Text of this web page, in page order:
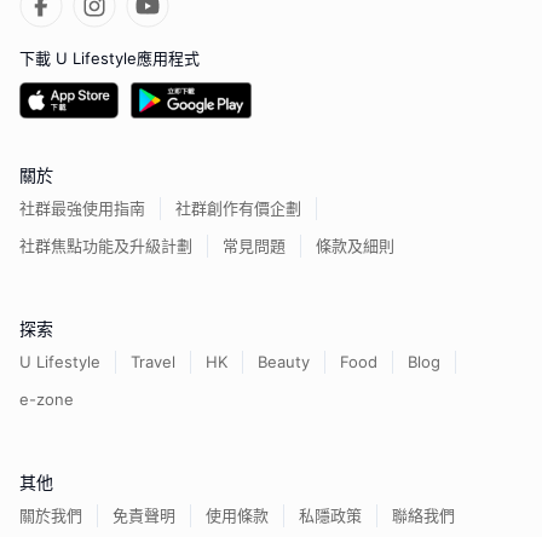
下載 U Lifestyle應用程式
關於
社群最強使用指南
社群創作有價企劃
社群焦點功能及升級計劃
常見問題 條款及細則
探索
U Lifestyle Travel HK Beauty Food
Blog
e-zone
其他
關於我們 免責聲明 使用條款 私隱政策 聯絡我們